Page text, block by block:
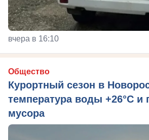
вчера в 16:10
Общество
Курортный сезон в
температура воды +26°C и
мусора